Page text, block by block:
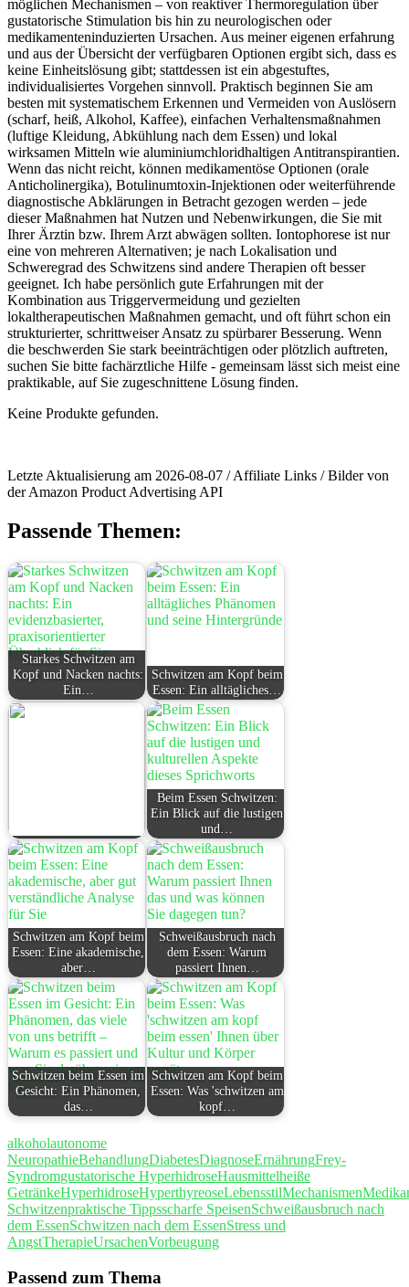
‍möglichen Mechanismen – ‌von ⁢reaktiver Thermoregulation über
gustatorische‍ Stimulation bis hin ​zu neurologischen oder
‍medikamenteninduzierten Ursachen. Aus meiner ⁣eigenen erfahrung
und aus der ​Übersicht der verfügbaren ‌Optionen ‍ergibt sich, dass es⁢
keine Einheitslösung gibt; stattdessen ‍ist ⁢ein‌ abgestuftes,
individualisiertes Vorgehen sinnvoll. Praktisch⁢ beginnen⁤ Sie am
besten mit systematischem Erkennen‍ und‌ Vermeiden von Auslösern
(scharf, ​heiß,⁢ Alkohol,‌ Kaffee), einfachen⁣ Verhaltensmaßnahmen
(luftige Kleidung, Abkühlung nach dem⁤ Essen) und ​lokal
wirksamen Mitteln wie aluminiumchloridhaltigen Antitranspirantien.
Wenn das‌ nicht reicht, ⁤können medikamentöse ​Optionen (orale
Anticholinergika), ​Botulinumtoxin-Injektionen oder weiterführende
diagnostische ⁣Abklärungen in Betracht gezogen ‌werden – jede
dieser Maßnahmen hat Nutzen und Nebenwirkungen, die Sie ‍mit
Ihrer Ärztin bzw. Ihrem ‌Arzt abwägen ⁤sollten. Iontophorese ist ⁢nur‌
eine von mehreren‍ Alternativen; je nach Lokalisation und
Schweregrad des Schwitzens⁣ sind‍ andere​ Therapien oft besser
geeignet. Ich habe persönlich gute Erfahrungen mit der
Kombination aus​ Triggervermeidung und gezielten
lokaltherapeutischen‌ Maßnahmen gemacht, und ‍oft ⁣führt schon ein
strukturierter, ​schrittweiser Ansatz zu spürbarer​ Besserung.⁣ Wenn
die beschwerden Sie stark beeinträchtigen ‍oder plötzlich ⁤auftreten,‍
suchen Sie bitte fachärztliche Hilfe ⁢- gemeinsam ⁣lässt sich meist eine
praktikable, auf Sie zugeschnittene Lösung finden.
Keine Produkte gefunden.
Letzte Aktualisierung am 2026-08-07 / Affiliate Links / Bilder von
der Amazon Product Advertising API
Passende Themen:
Starkes Schwitzen am
Kopf und Nacken nachts:
Ein…
Schwitzen am Kopf beim
Essen: Ein alltägliches…
Beim Essen Schwitzen:
Ein Blick auf die lustigen
und…
Schwitzen am Kopf beim
Essen: Eine akademische,
aber…
Schweißausbruch nach
dem Essen: Warum
passiert Ihnen…
Schwitzen beim Essen im
Gesicht: Ein Phänomen,
das…
Schwitzen am Kopf beim
Essen: Was 'schwitzen am
kopf…
alkoholautonome
NeuropathieBehandlungDiabetesDiagnoseErnährungFrey-
Syndromgustatorische HyperhidroseHausmittelheiße
GetränkeHyperhidroseHyperthyreoseLebensstilMechanismen
Schwitzenpraktische Tippsscharfe SpeisenSchweißausbruch nach
dem EssenSchwitzen nach dem EssenStress und
AngstTherapieUrsachenVorbeugung
Passend zum Thema